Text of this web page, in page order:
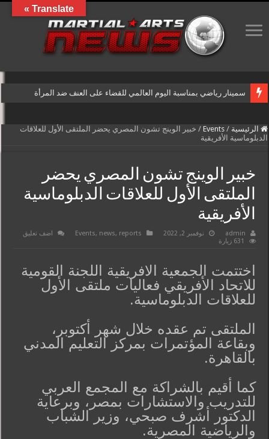
سمينار رياضي بمناسبة اليوم العالمي للقضاء على العنف ضد المرأة
الرئيسية /
Events
/ خبير الوينج تشون المصري يحضر الملتقى الأول للعلاقات
الدبلوماسية الأفريقية
خبير الوينج تشون المصري يحضر
الملتقى الأول للعلاقات الدبلوماسية
الأفريقية
admin نوفمبر 2, 2022 Events, news, reports
اضف تعليق
631 زيارة
اختتمت الجمعية الافريقية اللجنة القومية
للاتحاد الأفريقي فعاليات ملتقى الأول
للعلاقات الدبلوماسية.
الملتقى تم عقده خلال شهر أكتوبر،
وبقاعة المؤتمرات بمركز التعليم المدني
بالقاهرة.
كما أقيم بالشراكة مع المجمع العربي
للتدريب والاستشارات بمصر، وبرعاية
الدكتور أشرف صبحي، وزير الشباب
والرياضية المصرية.
Translate »